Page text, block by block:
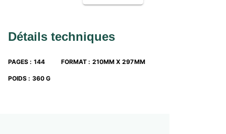
Détails techniques
PAGES : 144 FORMAT : 210MM X 297MM
POIDS : 360 G